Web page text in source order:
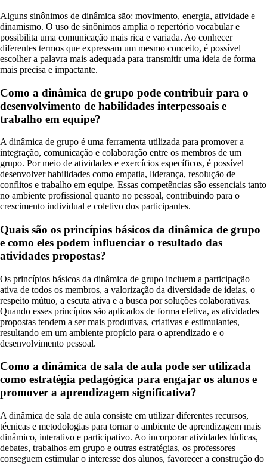
Alguns sinônimos de dinâmica são: movimento, energia, atividade e
dinamismo. O uso de sinônimos amplia o repertório vocabular e
possibilita uma comunicação mais rica e variada. Ao conhecer
diferentes termos que expressam um mesmo conceito, é possível
escolher a palavra mais adequada para transmitir uma ideia de forma
mais precisa e impactante.
Como a dinâmica de grupo pode contribuir para o
desenvolvimento de habilidades interpessoais e
trabalho em equipe?
A dinâmica de grupo é uma ferramenta utilizada para promover a
integração, comunicação e colaboração entre os membros de um
grupo. Por meio de atividades e exercícios específicos, é possível
desenvolver habilidades como empatia, liderança, resolução de
conflitos e trabalho em equipe. Essas competências são essenciais tanto
no ambiente profissional quanto no pessoal, contribuindo para o
crescimento individual e coletivo dos participantes.
Quais são os princípios básicos da dinâmica de grupo
e como eles podem influenciar o resultado das
atividades propostas?
Os princípios básicos da dinâmica de grupo incluem a participação
ativa de todos os membros, a valorização da diversidade de ideias, o
respeito mútuo, a escuta ativa e a busca por soluções colaborativas.
Quando esses princípios são aplicados de forma efetiva, as atividades
propostas tendem a ser mais produtivas, criativas e estimulantes,
resultando em um ambiente propício para o aprendizado e o
desenvolvimento pessoal.
Como a dinâmica de sala de aula pode ser utilizada
como estratégia pedagógica para engajar os alunos e
promover a aprendizagem significativa?
A dinâmica de sala de aula consiste em utilizar diferentes recursos,
técnicas e metodologias para tornar o ambiente de aprendizagem mais
dinâmico, interativo e participativo. Ao incorporar atividades lúdicas,
debates, trabalhos em grupo e outras estratégias, os professores
conseguem estimular o interesse dos alunos, favorecer a construção do